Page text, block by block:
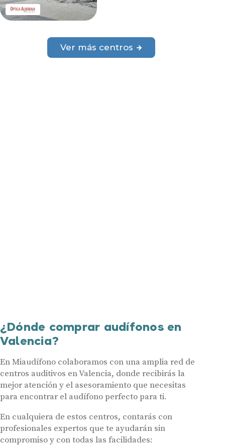
Ver más centros
¿Dónde comprar audífonos en
Valencia?
En Miaudífono colaboramos con una amplia red de
centros auditivos en Valencia, donde recibirás la
mejor atención y el asesoramiento que necesitas
para encontrar el audífono perfecto para ti.
En cualquiera de estos centros, contarás con
profesionales expertos que te ayudarán sin
compromiso y con todas las facilidades: